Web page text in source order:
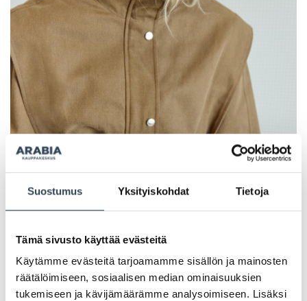
Suostumus Yksityiskohdat Tietoja
Tämä sivusto käyttää evästeitä
Käytämme evästeitä tarjoamamme sisällön ja mainosten
räätälöimiseen, sosiaalisen median ominaisuuksien
tukemiseen ja kävijämäärämme analysoimiseen. Lisäksi